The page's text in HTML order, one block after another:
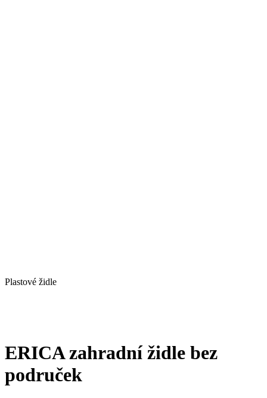
Plastové židle
ERICA zahradní židle bez
područek